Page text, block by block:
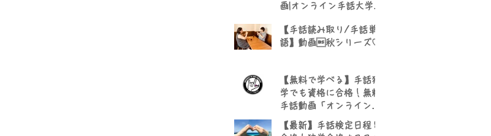
画|オンライン手話大学
【手話読み取り/手話単
語】動画秋シリーズ♡
【無料で学べる】手話独
学でも資格に合格！無料
手話動画「オンライン手
話大学」YouTubeチャン
ネル
【最新】手話検定日程と